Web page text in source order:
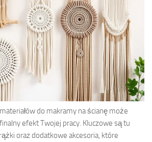
do makramy na ścianę może
efekt Twojej pracy. Kluczowe są tu
oraz dodatkowe akcesoria, które